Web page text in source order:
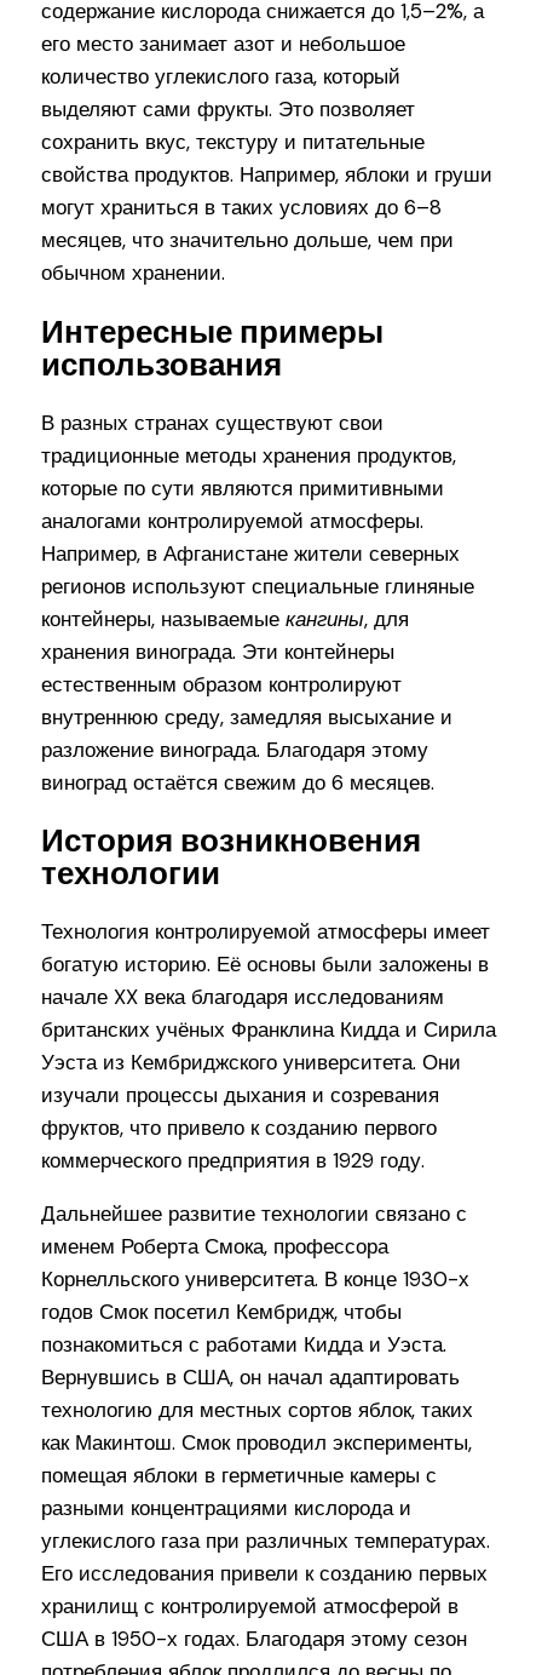
содержание кислорода снижается до 1,5–2%, а
его место занимает азот и небольшое
количество углекислого газа, который
выделяют сами фрукты. Это позволяет
сохранить вкус, текстуру и питательные
свойства продуктов. Например, яблоки и груши
могут храниться в таких условиях до 6–8
месяцев, что значительно дольше, чем при
обычном хранении.
Интересные примеры
использования
В разных странах существуют свои
традиционные методы хранения продуктов,
которые по сути являются примитивными
аналогами контролируемой атмосферы.
Например, в Афганистане жители северных
регионов используют специальные глиняные
контейнеры, называемыекангины, для
хранения винограда. Эти контейнеры
естественным образом контролируют
внутреннюю среду, замедляя высыхание и
разложение винограда. Благодаря этому
виноград остаётся свежим до 6 месяцев.
История возникновения
технологии
Технология контролируемой атмосферы имеет
богатую историю. Её основы были заложены в
начале XX века благодаря исследованиям
британских учёных Франклина Кидда и Сирила
Уэста из Кембриджского университета. Они
изучали процессы дыхания и созревания
фруктов, что привело к созданию первого
коммерческого предприятия в 1929 году.
Дальнейшее развитие технологии связано с
именем Роберта Смока, профессора
Корнелльского университета. В конце 1930-х
годов Смок посетил Кембридж, чтобы
познакомиться с работами Кидда и Уэста.
Вернувшись в США, он начал адаптировать
технологию для местных сортов яблок, таких
как Макинтош. Смок проводил эксперименты,
помещая яблоки в герметичные камеры с
разными концентрациями кислорода и
углекислого газа при различных температурах.
Его исследования привели к созданию первых
хранилищ с контролируемой атмосферой в
США в 1950-х годах. Благодаря этому сезон